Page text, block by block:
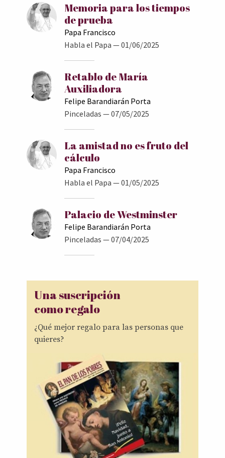
Memoria para los tiempos
de prueba
Papa Francisco
Habla el Papa — 01/06/2025
Retablo de María
Auxiliadora
Felipe Barandiarán Porta
Pinceladas — 07/05/2025
La amistad no es fruto del
cálculo
Papa Francisco
Habla el Papa — 01/05/2025
Palacio de Westminster
Felipe Barandiarán Porta
Pinceladas — 07/04/2025
Una suscripción
como regalo
¿Qué mejor regalo para las personas que
quieres?